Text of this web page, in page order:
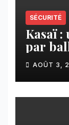
SÉCURITÉ
Kasaï
par
AOÛT 3,